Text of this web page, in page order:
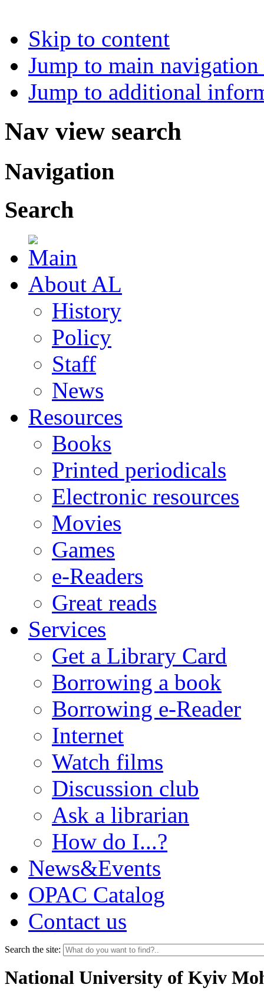
Skip to content
Jump to main
Jump to additional
Nav view search
Navigation
Search
About AL
History
Policy
Staff
News
Resources
Books
Printed periodicals
Electronic resources
Movies
Games
e-Readers
Great reads
Services
Get a Library Card
Borrowing a book
Borrowing e-Reader
Internet
Watch films
Discussion club
Ask a librarian
How do I...?
News&Events
OPAC Catalog
Contact us
Search the site:
National University of Kyiv